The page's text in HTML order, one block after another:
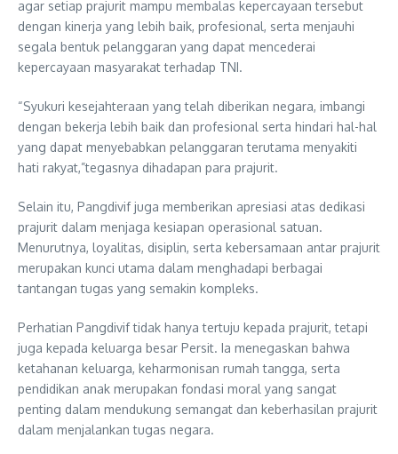
agar setiap prajurit mampu membalas kepercayaan tersebut
dengan kinerja yang lebih baik, profesional, serta menjauhi
segala bentuk pelanggaran yang dapat mencederai
kepercayaan masyarakat terhadap TNI.
“Syukuri kesejahteraan yang telah diberikan negara, imbangi
dengan bekerja lebih baik dan profesional serta hindari hal-hal
yang dapat menyebabkan pelanggaran terutama menyakiti
hati rakyat,”tegasnya dihadapan para prajurit.
Selain itu, Pangdivif juga memberikan apresiasi atas dedikasi
prajurit dalam menjaga kesiapan operasional satuan.
Menurutnya, loyalitas, disiplin, serta kebersamaan antar prajurit
merupakan kunci utama dalam menghadapi berbagai
tantangan tugas yang semakin kompleks.
Perhatian Pangdivif tidak hanya tertuju kepada prajurit, tetapi
juga kepada keluarga besar Persit. Ia menegaskan bahwa
ketahanan keluarga, keharmonisan rumah tangga, serta
pendidikan anak merupakan fondasi moral yang sangat
penting dalam mendukung semangat dan keberhasilan prajurit
dalam menjalankan tugas negara.